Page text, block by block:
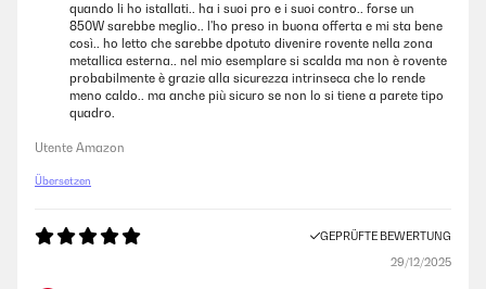
quando li ho istallati.. ha i suoi pro e i suoi contro.. forse un
850W sarebbe meglio.. l'ho preso in buona offerta e mi sta bene
così.. ho letto che sarebbe dpotuto divenire rovente nella zona
metallica esterna.. nel mio esemplare si scalda ma non è rovente
probabilmente è grazie alla sicurezza intrinseca che lo rende
meno caldo.. ma anche più sicuro se non lo si tiene a parete tipo
quadro.
Utente Amazon
Übersetzen
GEPRÜFTE BEWERTUNG
29/12/2025